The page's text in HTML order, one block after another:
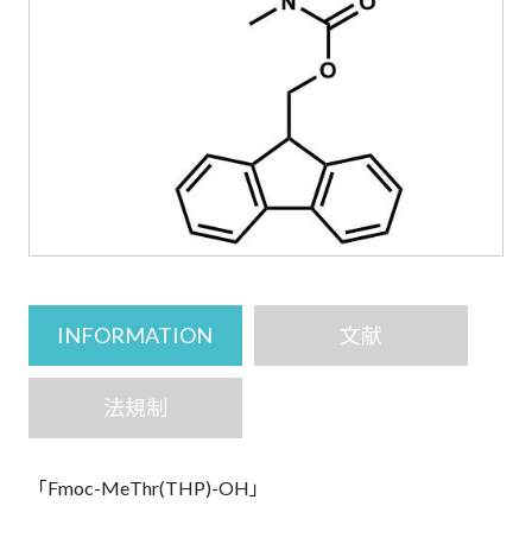
INFORMATION
「Fmoc-MeThr(THP)-OH」
文献
法規制